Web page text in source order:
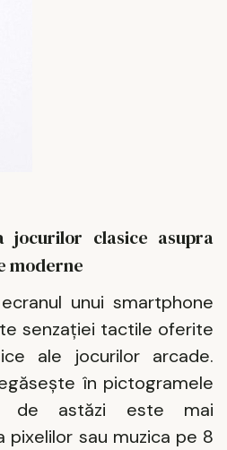
jocurilor clasice asupra
moderne
unui smartphone
senzației tactile oferite
ale jocurilor arcade.
în pictogramele
de astăzi este mai
sau muzica pe 8